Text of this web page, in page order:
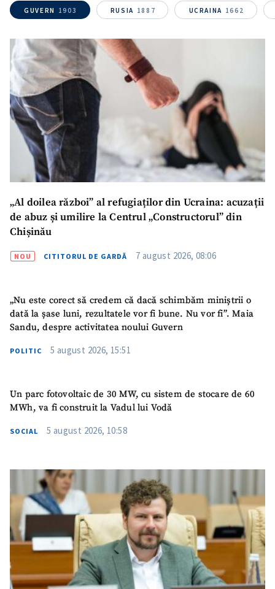
GUVERN 1903 RUSIA 1887 UCRAINA 1662
„Al doilea război” al refugiaților din Ucraina: acuzații
de abuz și umilire la Centrul „Constructorul” din
Chișinău
NOU CITITORUL DE GARDĂ 7 august 2026, 08:06
„Nu este corect să credem că dacă schimbăm miniștrii o
dată la șase luni, rezultatele vor fi bune. Nu vor fi”. Maia
Sandu, despre activitatea noului Guvern
POLITIC 5 august 2026, 15:51
Un parc fotovoltaic de 30 MW, cu sistem de stocare de 60
MWh, va fi construit la Vadul lui Vodă
SOCIAL 5 august 2026, 10:58
Email+ Emailul meu
Telefon
+ Telefon personal
Am citit și sunt de
acord cu
confidențialitate
TRIMITE ȘTIREA